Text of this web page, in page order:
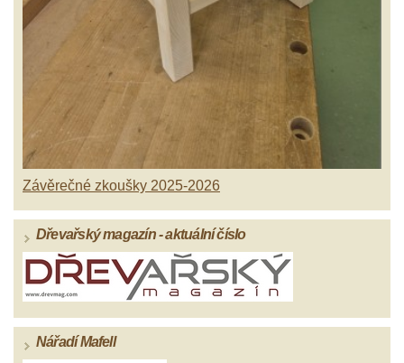
Závěrečné zkoušky 2025-2026
Dřevařský magazín - aktuální číslo
Nářadí Mafell